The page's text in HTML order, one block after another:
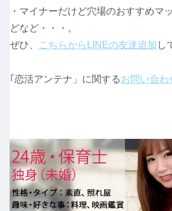
・マイナーだけど穴場のおすすめ
どなど・・・。
ぜひ、
こちらからLINEの友達追加 し
｢恋活アンテナ」に関するお問い合わ